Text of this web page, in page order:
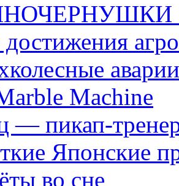
Machine
— пикап-
Японские
во сне